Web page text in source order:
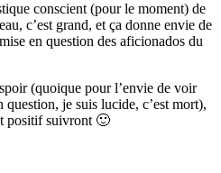
conscient (pour le moment) de
c’est grand, et ça donne envie de
en question des aficionados du
(quoique pour l’envie de voir
question, je suis lucide, c’est mort),
positif suivront 🙂